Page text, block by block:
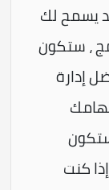
يسمح لك
، ستكون
إدارة
كنت